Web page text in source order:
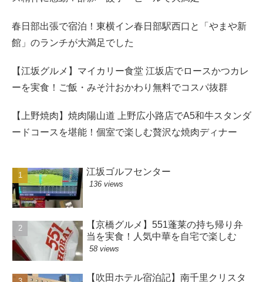
春日部出張で宿泊！東横イン春日部駅西口と「やまや新
館」のランチが大満足でした
【江坂グルメ】マイカリー食堂 江坂店でロースかつカレ
ーを実食！ご飯・みそ汁おかわり無料でコスパ抜群
【上野焼肉】焼肉陽山道 上野広小路店でA5和牛スタンダ
ードコースを堪能！個室で楽しむ贅沢な焼肉ディナー
江坂ゴルフセンター
136 views
【京橋グルメ】551蓬莱の持ち帰り弁
当を実食！人気中華を自宅で楽しむ
58 views
【吹田ホテル宿泊記】南千里クリスタ